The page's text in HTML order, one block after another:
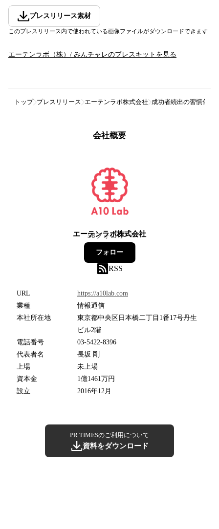
プレスリリース素材
このプレスリリース内で使われている画像ファイルがダウンロードできます
エーテンラボ（株）/ みんチャレのプレスキットを見る
トップ プレスリリース エーテンラボ株式会社 成功者続出の習慣化サ
会社概要
エーテンラボ株式会社
58フォロワー
フォロー
RSS
URL
https://a10lab.com
業種
情報通信
本社所在地
東京都中央区日本橋二丁目1番17号丹生
ビル2階
電話番号
03-5422-8396
代表者名
長坂 剛
上場
未上場
資本金
1億1461万円
設立
2016年12月
PR TIMESのご利用について
資料をダウンロード